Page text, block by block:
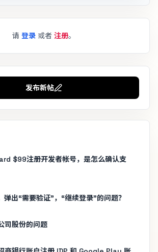
请 登录 或者 注册。
发布新帖
$99注册开发者帐号，是怎么确认支
弹出“需要验证”，“继续登录”的问题？
司股份的问题